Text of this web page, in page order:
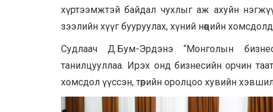
хүртээмжтэй байдал чухлыг аж ахуйн
зээлийн хүүг бууруулах, хүний нөөцийн
Судлаач Д.Бум-Эрдэнэ “Монголын
танилцууллаа. Ирэх онд бизнесийн орчин
хомсдол үүссэн, төрийн оролцоо хувийн